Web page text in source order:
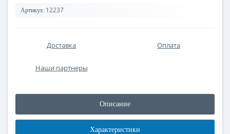
Артикул: 12237
Доставка Оплата
Наши партнеры
Описание
Характеристики